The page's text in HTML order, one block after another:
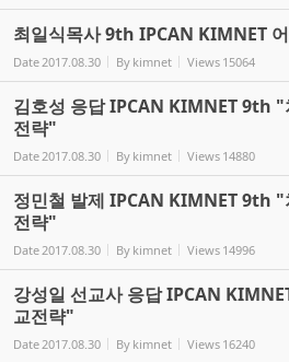
최일식목사 9th IPCAN KIMNET
Date2017.08.30 By kimnet Views 15064
김호성 응답 IPCAN KIMNET 9th
전략"
Date2017.08.30 By kimnet Views 14880
정민철 발제 IPCAN KIMNET 9th
전략"
Date2017.08.30 By kimnet Views 14996
강성일 선교사 응답 IPCAN
교전략"
Date2017.08.30 By kimnet Views 16240